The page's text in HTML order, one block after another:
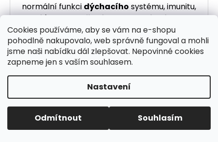
Cookies používáme, aby se vám na e-shopu
pohodlně nakupovalo, web správně fungoval a mohli
jsme naši nabídku dál zlepšovat. Nepovinné cookies
zapneme jen s vaším souhlasem.
Nastavení
Odmítnout Souhlasím
normální funkci dýchacího systému, imunitu,
játra, pokožku i celkovou vitalitu.